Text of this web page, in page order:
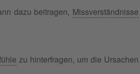
dazu beitragen, Missverständnisse
zu hinterfragen, um die Ursachen